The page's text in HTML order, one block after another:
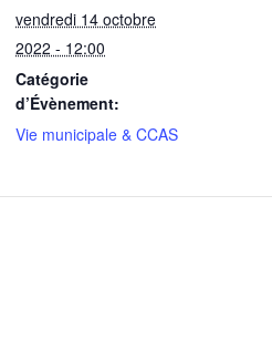
vendredi 14 octobre
2022 - 12:00
Catégorie
d’Évènement:
Vie municipale & CCAS